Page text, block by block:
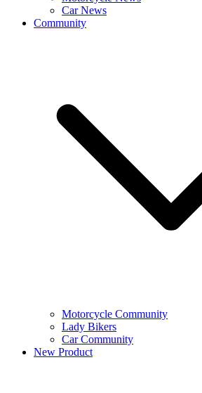
Car News
Community
Motorcycle Community
Lady Bikers
Car Community
New Product